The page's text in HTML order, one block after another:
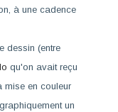
à une cadence
dessin (entre
qu'on avait reçu
mise en couleur
un